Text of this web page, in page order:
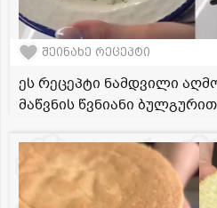
შეინახე რეცეპტი
ეს რეცეპტი ნამდვილი
მაწვნის წვნიანი ბულგურით